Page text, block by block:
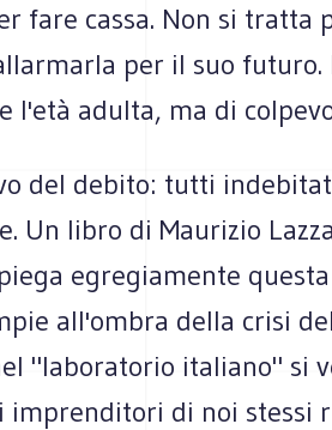
fare cassa. Non si tratta
per il suo
l'età adulta, ma di
del debito: tutti
Un libro di Maurizio
egregiamente
all'ombra della crisi
"laboratorio italiano" si
di noi stessi